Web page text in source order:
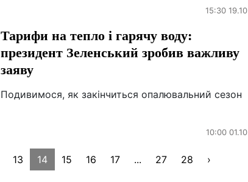
15:30 19.10
Тарифи на тепло і гарячу воду:
президент Зеленський зробив важливу
заяву
Подивимося, як закінчиться опалювальний сезон
10:00 01.10
13 14 15 16 17 ... 27 28 ›